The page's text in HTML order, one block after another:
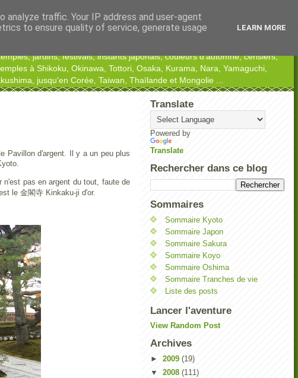
jardins, festivals, instants japonais, couleurs d'automne, cerisiers,
à Shikoku, Okinawa, Tottori, Osaka, Kurama, Nara, Yamaguchi,
jusqu'en Corée, Taiwan, Thaïlande et Mongolie ...
Pavillon d'argent. Il y a un peu plus
pas en argent du tout, faute de
le 金閣寺 Kinkaku-ji d'or.
Translate
Powered by
Translate
Rechercher dans ce blog
Sommaires
Sommaire Kyoto
Sommaire Japon
Sommaire Sakura
Sommaire Koyo
Sommaire Oshima
Sommaire Tranches de vie
Liste des posts
Lancer l'aventure
View Random Post
Archives
► 2009 (19)
▼ 2008 (111)
traffic. Your IP address and user-agent
to ensure quality of service, generate usage
LEARN MORE